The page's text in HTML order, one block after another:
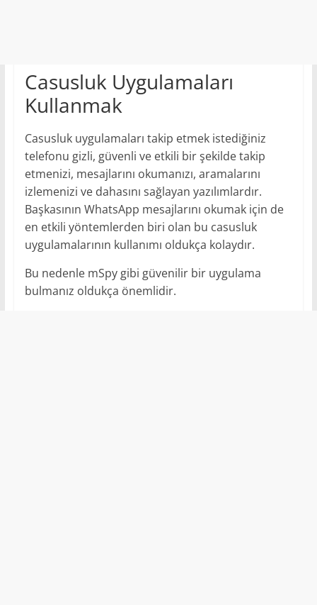
Casusluk Uygulamaları
Kullanmak
Casusluk uygulamaları takip etmek istediğiniz
telefonu gizli, güvenli ve etkili bir şekilde takip
etmenizi, mesajlarını okumanızı, aramalarını
izlemenizi ve dahasını sağlayan yazılımlardır.
Başkasının WhatsApp mesajlarını okumak için de
en etkili yöntemlerden biri olan bu casusluk
uygulamalarının kullanımı oldukça kolaydır.
Bu nedenle mSpy gibi güvenilir bir uygulama
bulmanız oldukça önemlidir.